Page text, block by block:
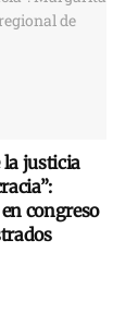
la justicia
congreso